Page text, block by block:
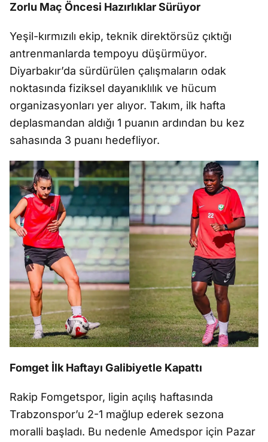
Zorlu Maç Öncesi Hazırlıklar Sürüyor
Yeşil-kırmızılı ekip, teknik direktörsüz çıktığı
antrenmanlarda tempoyu düşürmüyor.
Diyarbakır’da sürdürülen çalışmaların odak
noktasında fiziksel dayanıklılık ve hücum
organizasyonları yer alıyor. Takım, ilk hafta
deplasmandan aldığı 1 puanın ardından bu kez
sahasında 3 puanı hedefliyor.
Fomget İlk Haftayı Galibiyetle Kapattı
Rakip Fomgetspor, ligin açılış haftasında
Trabzonspor’u 2-1 mağlup ederek sezona
moralli başladı. Bu nedenle Amedspor için Pazar